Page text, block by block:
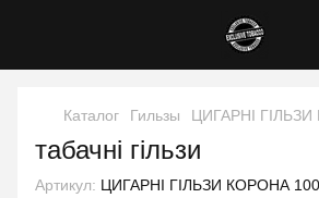
Каталог Гильзы ЦИГАРНІ
табачні гільзи
Артикул: ЦИГАРНІ ГІЛЬЗИ КОРОНА